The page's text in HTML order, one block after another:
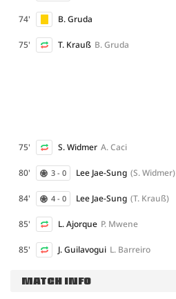
74' B. Gruda
75' T. Krauß B. Gruda
75' S. Widmer A. Caci
80' 3 - 0 Lee Jae-Sung (S. Widmer)
84' 4 - 0 Lee Jae-Sung (T. Krauß)
85' L. Ajorque P. Mwene
85' J. Guilavogui L. Barreiro
MATCH INFO